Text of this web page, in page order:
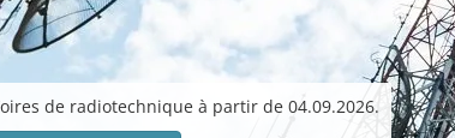
de radiotechnique à partir de 04.09.2026.